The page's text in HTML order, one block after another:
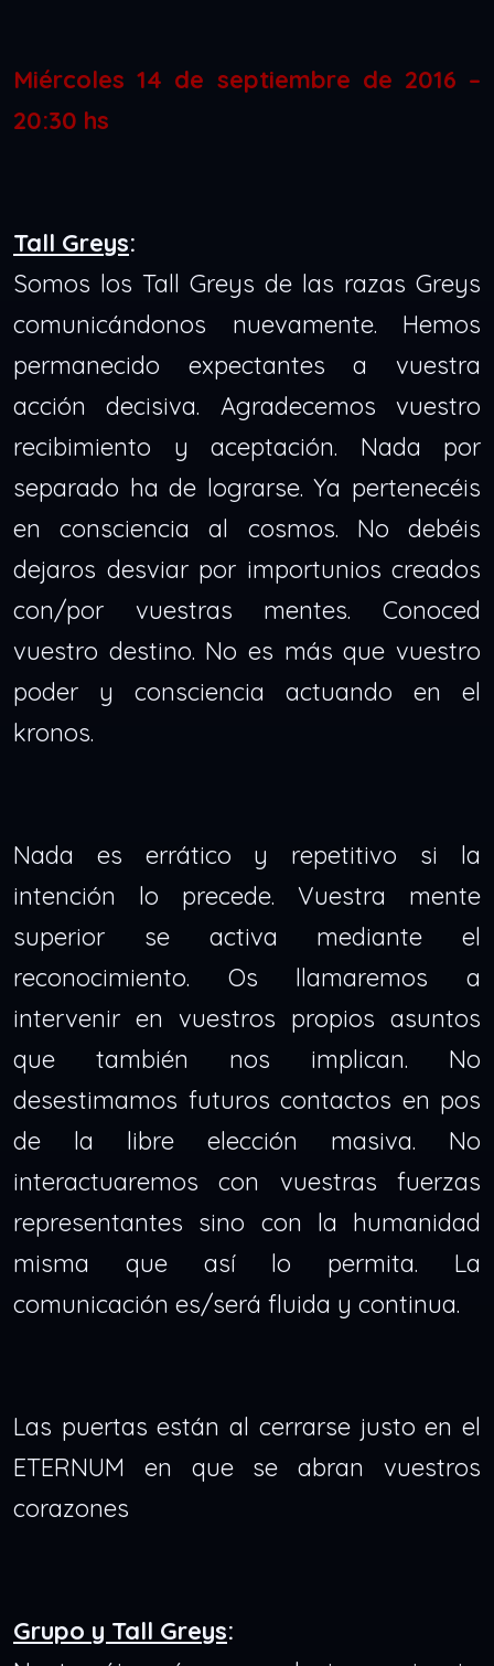
Miércoles 14 de septiembre de 2016 –
20:30 hs
Tall Greys:
Somos los Tall Greys de las razas Greys
comunicándonos nuevamente. Hemos
permanecido expectantes a vuestra
acción decisiva. Agradecemos vuestro
recibimiento y aceptación. Nada por
separado ha de lograrse. Ya pertenecéis
en consciencia al cosmos. No debéis
dejaros desviar por importunios creados
con/por vuestras mentes. Conoced
vuestro destino. No es más que vuestro
poder y consciencia actuando en el
kronos.
Nada es errático y repetitivo si la
intención lo precede. Vuestra mente
superior se activa mediante el
reconocimiento. Os llamaremos a
intervenir en vuestros propios asuntos
que también nos implican. No
desestimamos futuros contactos en pos
de la libre elección masiva. No
interactuaremos con vuestras fuerzas
representantes sino con la humanidad
misma que así lo permita. La
comunicación es/será fluida y continua.
Las puertas están al cerrarse justo en el
ETERNUM en que se abran vuestros
corazones
Grupo y Tall Greys: